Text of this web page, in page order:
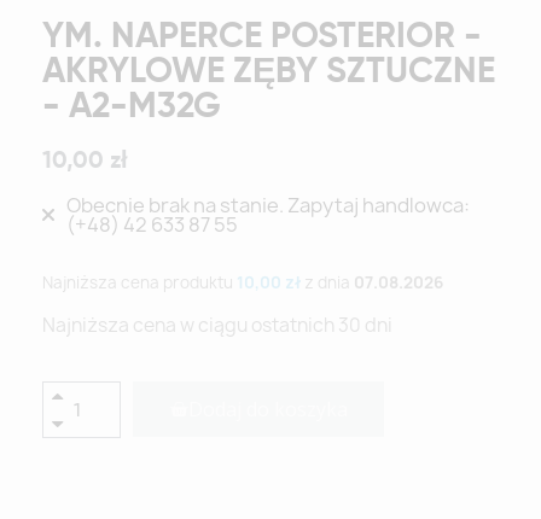
YM. NAPERCE POSTERIOR -
AKRYLOWE ZĘBY SZTUCZNE
- A2-M32G
10,00 zł
Obecnie brak na stanie. Zapytaj handlowca:
(+48) 42 633 87 55
Najniższa cena produktu 10,00 zł z dnia 07.08.2026
Najniższa cena w ciągu ostatnich 30 dni